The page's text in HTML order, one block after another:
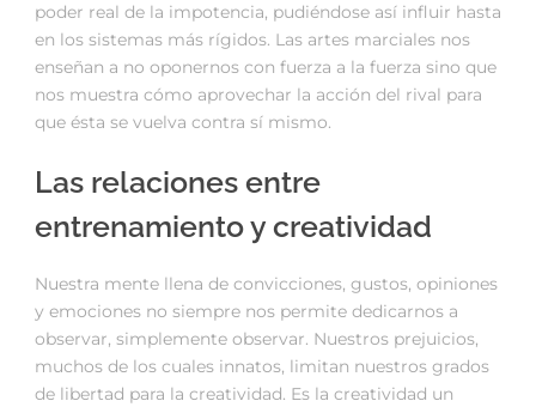
poder real de la impotencia, pudiéndose así influir hasta
en los sistemas más rígidos. Las artes marciales nos
enseñan a no oponernos con fuerza a la fuerza sino que
nos muestra cómo aprovechar la acción del rival para
que ésta se vuelva contra sí mismo.
Las relaciones entre
entrenamiento y creatividad
Nuestra mente llena de convicciones, gustos, opiniones
y emociones no siempre nos permite dedicarnos a
observar, simplemente observar. Nuestros prejuicios,
muchos de los cuales innatos, limitan nuestros grados
de libertad para la creatividad. Es la creatividad un